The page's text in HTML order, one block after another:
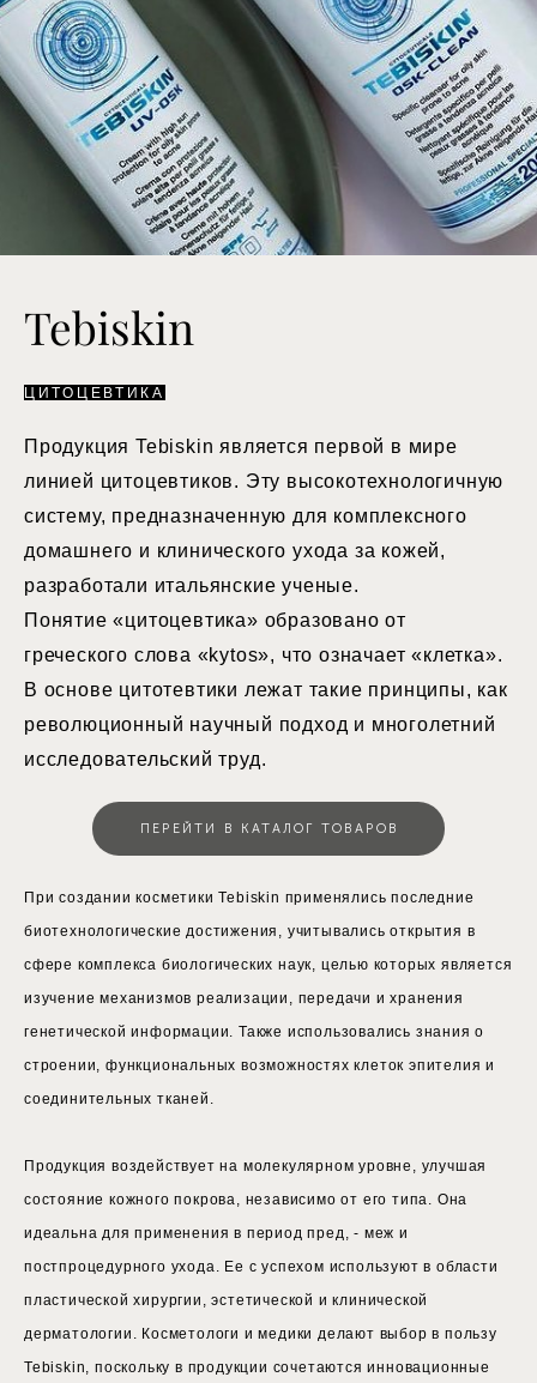
Tebiskin
ЦИТОЦЕВТИКА
Продукция Tebiskin является первой в мире
линией цитоцевтиков. Эту высокотехнологичную
систему, предназначенную для комплексного
домашнего и клинического ухода за кожей,
разработали итальянские ученые.
Понятие «цитоцевтика» образовано от
греческого слова «kytos», что означает «клетка».
В основе цитотевтики лежат такие принципы, как
революционный научный подход и многолетний
исследовательский труд.
ПЕРЕЙТИ В КАТАЛОГ ТОВАРОВ
При создании косметики Tebiskin применялись последние
биотехнологические достижения, учитывались открытия в
сфере комплекса биологических наук, целью которых является
изучение механизмов реализации, передачи и хранения
генетической информации. Также использовались знания о
строении, функциональных возможностях клеток эпителия и
соединительных тканей.
Продукция воздействует на молекулярном уровне, улучшая
состояние кожного покрова, независимо от его типа. Она
идеальна для применения в период пред, - меж и
постпроцедурного ухода. Ее с успехом используют в области
пластической хирургии, эстетической и клинической
дерматологии. Косметологи и медики делают выбор в пользу
Tebiskin, поскольку в продукции сочетаются инновационные